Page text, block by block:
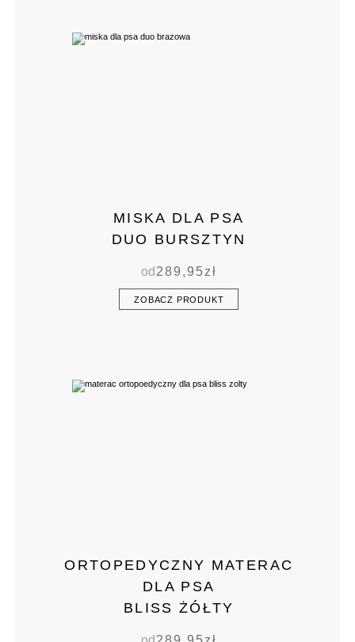
MISKA DLA PSA
DUO BURSZTYN
od289,95zł
ZOBACZ PRODUKT
ORTOPEDYCZNY MATERAC
DLA PSA
BLISS ŻÓŁTY